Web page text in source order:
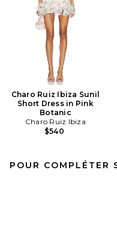
Charo Ruiz Ibiza Sunil
Short Dress in Pink
Botanic
Charo Ruiz Ibiza
$540
POUR COMPLÉTER